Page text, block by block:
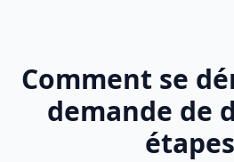
Comment se
demande de